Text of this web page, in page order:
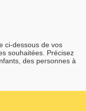
ci-dessous de vos
souhaitées. Précisez
des personnes à